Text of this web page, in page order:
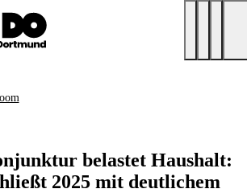
belastet Haushalt:
2025 mit deutlichem